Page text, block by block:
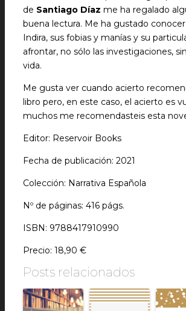
de Santiago Díaz me ha regalado
buena lectura. Me ha gustado
Indira, sus fobias y manías y su
afrontar, no sólo las investigaciones,
vida.
Me gusta ver cuando acierto
libro pero, en este caso, el acierto es
muchos me recomendasteis esta
Editor: Reservoir Books
Fecha de publicación: 2021
Colección: Narrativa Española
Nº de páginas: 416 págs.
ISBN: 9788417910990
Precio: 18,90 €
Posts relacionados